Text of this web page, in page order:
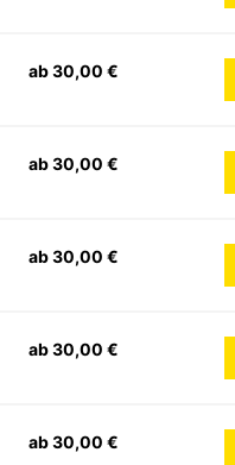
ab 30,00 €
ab 30,00 €
ab 30,00 €
ab 30,00 €
ab 30,00 €